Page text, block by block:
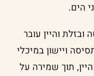
והיין עובר
ויישון במיכלי
תוך שמירה על